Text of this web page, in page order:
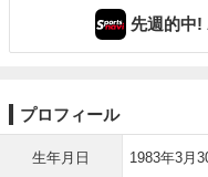
先週的中!
プロフィール
生年月日 1983年3月